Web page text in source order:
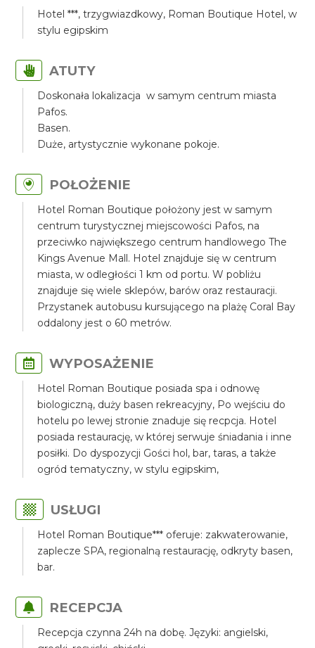
Hotel ***, trzygwiazdkowy, Roman Boutique Hotel, w
stylu egipskim
ATUTY
Doskonała lokalizacja w samym centrum miasta
Pafos.
Basen.
Duże, artystycznie wykonane pokoje.
POŁOŻENIE
Hotel Roman Boutique położony jest w samym
centrum turystycznej miejscowości Pafos, na
przeciwko największego centrum handlowego The
Kings Avenue Mall. Hotel znajduje się w centrum
miasta, w odległości 1 km od portu. W pobliżu
znajduje się wiele sklepów, barów oraz restauracji.
Przystanek autobusu kursującego na plażę Coral Bay
oddalony jest o 60 metrów.
WYPOSAŻENIE
Hotel Roman Boutique posiada spa i odnowę
biologiczną, duży basen rekreacyjny, Po wejściu do
hotelu po lewej stronie znaduje się recpcja. Hotel
posiada restaurację, w której serwuje śniadania i inne
posiłki. Do dyspozycji Gości hol, bar, taras, a także
ogród tematyczny, w stylu egipskim,
USŁUGI
Hotel Roman Boutique*** oferuje: zakwaterowanie,
zaplecze SPA, regionalną restaurację, odkryty basen,
bar.
RECEPCJA
Recepcja czynna 24h na dobę. Języki: angielski,